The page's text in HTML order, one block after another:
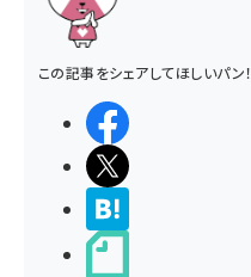
この記事をシェアしてほしいパン！